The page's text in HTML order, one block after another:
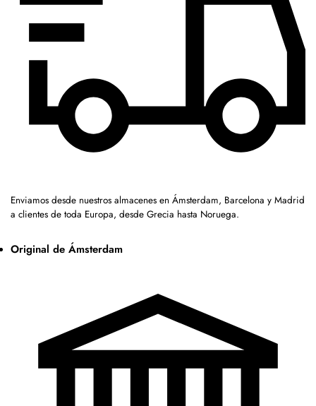
Enviamos desde nuestros almacenes en Ámsterdam, Barcelona y Madrid
a clientes de toda Europa, desde Grecia hasta Noruega.
Original de Ámsterdam